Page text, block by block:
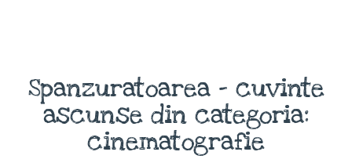
Spanzuratoarea - cuvinte
ascunse din categoria:
cinematografie